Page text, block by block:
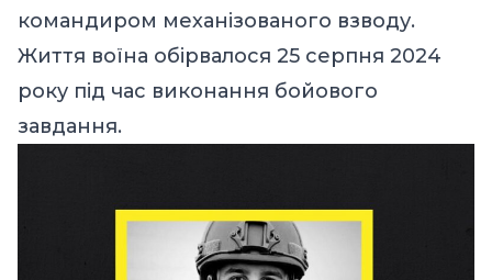
командиром механізованого взводу.
Життя воїна обірвалося 25 серпня 2024
року під час виконання бойового
завдання.